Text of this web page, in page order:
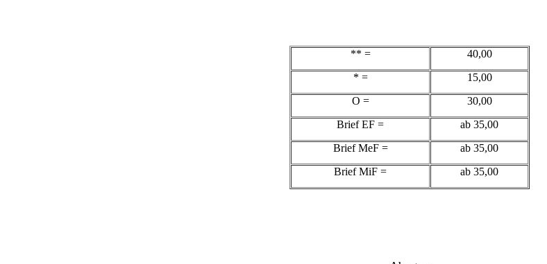
** =
40,00
* =
15,00
O =
30,00
Brief EF =
ab 35,00
Brief MeF =
ab 35,00
Brief MiF =
ab 35,00